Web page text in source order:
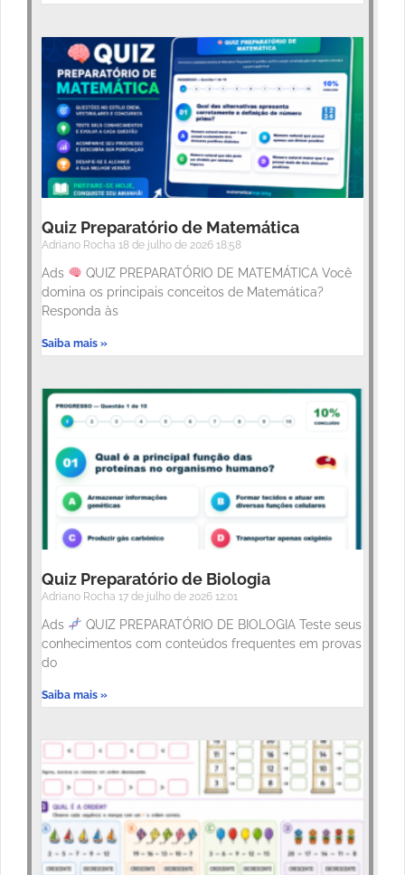
Quiz Preparatório de Matemática
Adriano Rocha 18 de julho de 2026 18:58
Ads
QUIZ PREPARATÓRIO DE MATEMÁTICA Você
domina os principais conceitos de Matemática?
Responda às
Saiba mais »
Quiz Preparatório de Biologia
Adriano Rocha 17 de julho de 2026 12:01
Ads
QUIZ PREPARATÓRIO DE BIOLOGIA Teste seus
conhecimentos com conteúdos frequentes em provas
do
Saiba mais »